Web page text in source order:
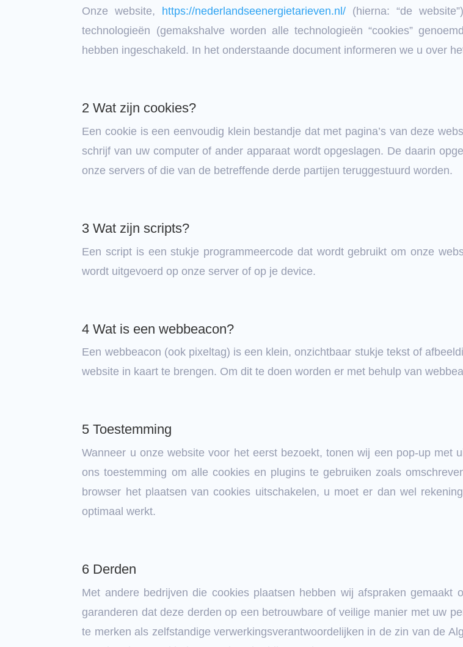
Onze website, https://nederlandseenergietarieven.nl/ (hierna: “de
technologieën (gemakshalve worden alle technologieën “cookies”
hebben ingeschakeld. In het onderstaande document informeren we u over
2 Wat zijn cookies?
Een cookie is een eenvoudig klein bestandje dat met pagina’s van deze
schrijf van uw computer of ander apparaat wordt opgeslagen. De daarin
onze servers of die van de betreffende derde partijen teruggestuurd worden.
3 Wat zijn scripts?
Een script is een stukje programmeercode dat wordt gebruikt om onze
wordt uitgevoerd op onze server of op je device.
4 Wat is een webbeacon?
Een webbeacon (ook pixeltag) is een klein, onzichtbaar stukje tekst of
website in kaart te brengen. Om dit te doen worden er met behulp van
5 Toestemming
Wanneer u onze website voor het eerst bezoekt, tonen wij een pop-up met
ons toestemming om alle cookies en plugins te gebruiken zoals
browser het plaatsen van cookies uitschakelen, u moet er dan wel
optimaal werkt.
6 Derden
Met andere bedrijven die cookies plaatsen hebben wij afspraken
garanderen dat deze derden op een betrouwbare of veilige manier met uw
te merken als zelfstandige verwerkingsverantwoordelijken in de zin van de